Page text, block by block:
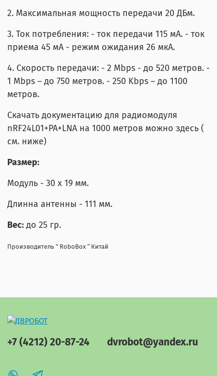
2. Максимальная мощность передачи 20 ДБм.
3. Ток потребления: - ток передачи 115 мА. - ток
приема 45 мА - режим ожидания 26 мкА.
4. Скорость передачи: - 2 Mbps - до 520 метров. -
1 Mbps – до 750 метров. - 250 Kbps – до 1100
метров.
Скачать документацию для радиомодуля
nRF24L01+PA+LNA на 1000 метров можно здесь (
см. ниже)
Размер:
Модуль - 30 х 19 мм.
Длинна антенны - 111 мм.
Вес: до 25 гр.
Производитель ” RoboBox “ Китай
+7 (4212) 20-87-24 dvrobot@yandex.ru